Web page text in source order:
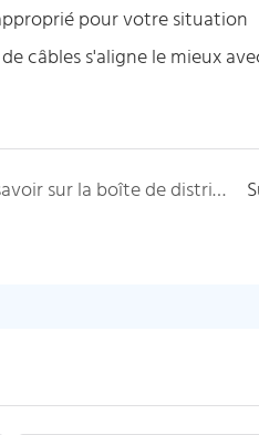
pour votre situation
câbles s'aligne le mieux
Que devez-vous savoir sur la boîte de distribution des fibres?